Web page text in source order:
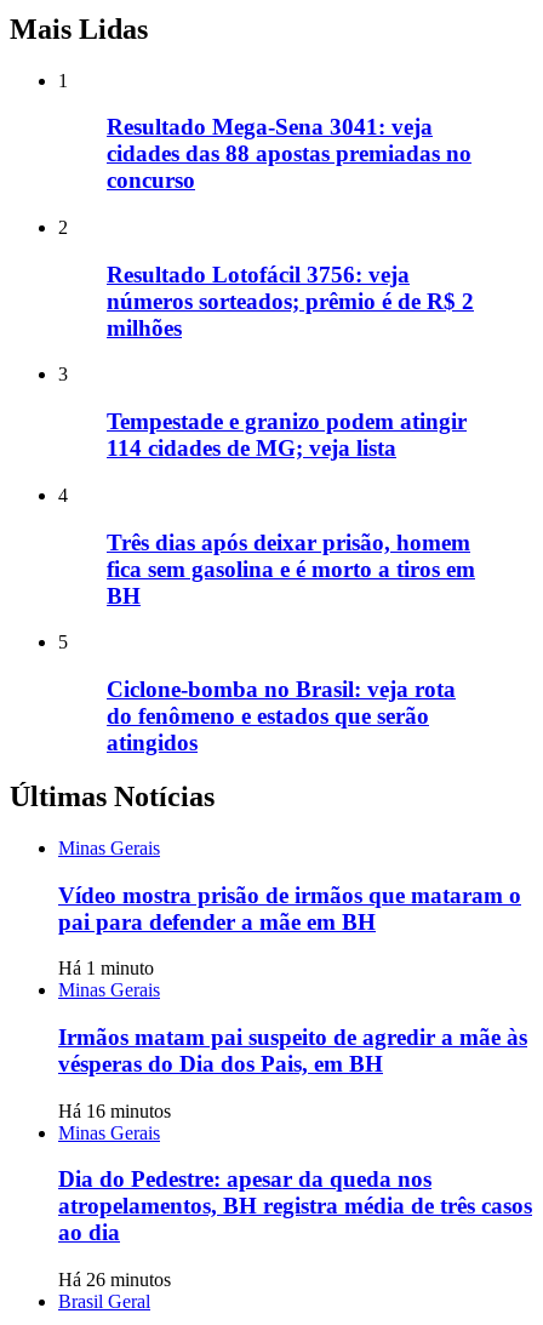
Mais Lidas
1
Resultado Mega-Sena 3041: veja
cidades das 88 apostas premiadas no
concurso
2
Resultado Lotofácil 3756: veja
números sorteados; prêmio é de R$ 2
milhões
3
Tempestade e granizo podem atingir
114 cidades de MG; veja lista
4
Três dias após deixar prisão, homem
fica sem gasolina e é morto a tiros em
BH
5
Ciclone-bomba no Brasil: veja rota
do fenômeno e estados que serão
atingidos
Últimas Notícias
Minas Gerais
Vídeo mostra prisão de irmãos que mataram o
pai para defender a mãe em BH
Há 1 minuto
Minas Gerais
Irmãos matam pai suspeito de agredir a mãe às
vésperas do Dia dos Pais, em BH
Há 16 minutos
Minas Gerais
Dia do Pedestre: apesar da queda nos
atropelamentos, BH registra média de três casos
ao dia
Há 26 minutos
Brasil Geral